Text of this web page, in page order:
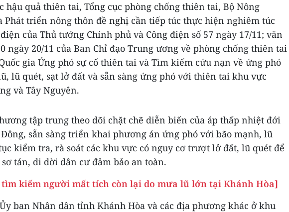
hậu quả thiên tai, Tổng cục phòng chống thiên tai, Bộ Nông
Phát triển nông thôn đề nghị cần tiếp túc thực hiện nghiêm túc
điện của Thủ tướng Chính phủ và Công điện số 57 ngày 17/11; văn
ngày 20/11 của Ban Chỉ đạo Trung ương về phòng chống thiên tai
gia Ứng phó sự cố thiên tai và Tìm kiếm cứu nạn về ứng phó
lũ quét, sạt lở đất và sẵn sàng ứng phó với thiên tai khu vực
và Tây Nguyên.
tập trung theo dõi chặt chẽ diễn biến của áp thấp nhiệt đới
sẵn sàng triển khai phương án ứng phó với bão mạnh, lũ
kiểm tra, rà soát các khu vực có nguy cơ trượt lở đất, lũ quét để
tán, di dời dân cư đảm bảo an toàn.
tìm kiếm người mất tích còn lại do mưa lũ lớn tại Khánh Hòa]
ban Nhân dân tỉnh Khánh Hòa và các địa phương khác ở khu